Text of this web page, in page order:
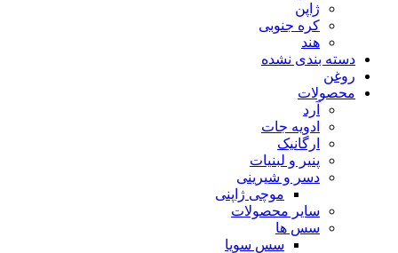
ژاپن
کره جنوبی
هند
دسته بندی نشده
روغن
محصولات
آرد
ادویه جات
ارگانیک
پنیر و لبنیات
دسر و شیرینی
موچی ژاپنی
سایر محصولات
سس ها
سس سویا